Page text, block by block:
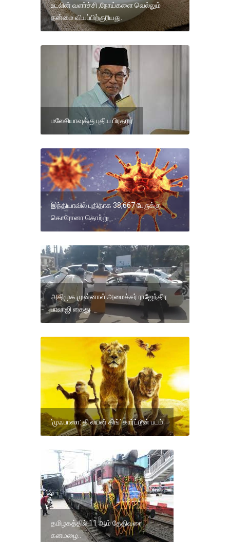
உடலின் வளா்ச்சி ,நோய்களை வெல்லும்
தன்மை வியப்பிற்குரியது.
மலேசியாவுக்கு புதிய பிரதமர்
இந்தியாவில் புதிதாக 38,667 பேருக்கு
கொரோனா தொற்று
அதிமுக முன்னாள் அமைச்சர் ராஜேந்திர
பாலாஜி கைது
‘முஃபாஸா: தி லயன் கிங்’ கார்ட்டூன் படம்
தமிழகத்தில் 11 ஆம் தேதிவரை
கனமழை..